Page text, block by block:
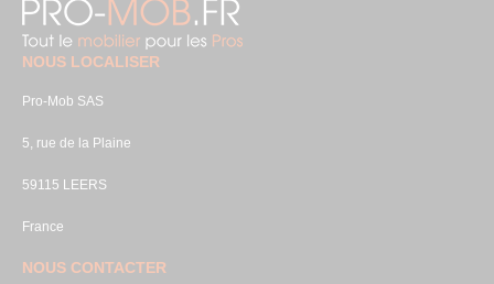
NOUS LOCALISER
Pro-Mob SAS
5, rue de la Plaine
59115 LEERS
France
NOUS CONTACTER